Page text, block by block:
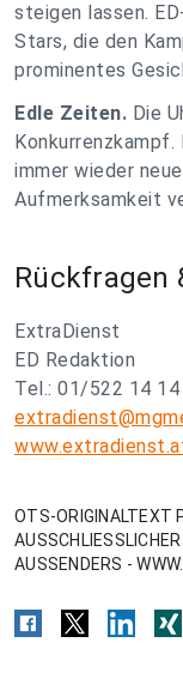
steigen lassen.
Stars, die den
prominentes
Edle Zeiten. Die
immer wieder
Aufmerksamkeit
Rückfragen
ExtraDienst
ED Redaktion
Tel.: 01/522 14 14
OTS-ORIGINALTEXT
AUSSENDERS -